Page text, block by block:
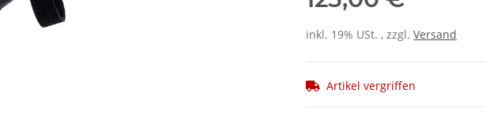
inkl. 19% USt. , zzgl. Versand
Artikel vergriffen